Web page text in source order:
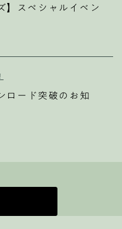
】スペシャルイベン
ロード突破のお知